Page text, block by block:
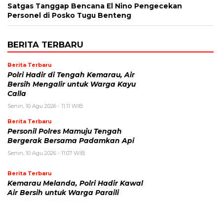
Satgas Tanggap Bencana El Nino Pengecekan
Personel di Posko Tugu Benteng
BERITA TERBARU
Berita Terbaru
Polri Hadir di Tengah Kemarau, Air
Bersih Mengalir untuk Warga Kayu
Calla
Senin, 10 Agu 2026 - 11:11 WIB
Berita Terbaru
Personil Polres Mamuju Tengah
Bergerak Bersama Padamkan Api
Senin, 10 Agu 2026 - 11:07 WIB
Berita Terbaru
Kemarau Melanda, Polri Hadir Kawal
Air Bersih untuk Warga Paraili